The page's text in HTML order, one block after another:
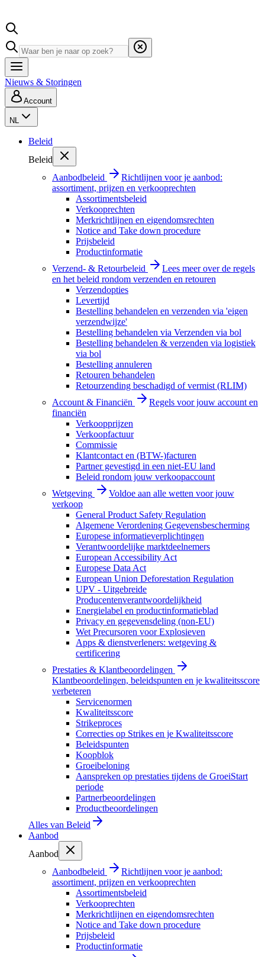
Nieuws & Storingen
Account
NL
Beleid
Beleid
Aanbodbeleid
Richtlijnen voor je aanbod:
assortiment, prijzen en verkooprechten
Assortimentsbeleid
Verkooprechten
Merkrichtlijnen en eigendomsrechten
Notice and Take down procedure
Prijsbeleid
Productinformatie
Verzend- & Retourbeleid
Lees meer over de regels
en het beleid rondom verzenden en retouren
Verzendopties
Levertijd
Bestelling behandelen en verzenden via 'eigen
verzendwijze'
Bestelling behandelen via Verzenden via bol
Bestelling behandelen & verzenden via logistiek
via bol
Bestelling annuleren
Retouren behandelen
Retourzending beschadigd of vermist (RLIM)
Account & Financiën
Regels voor jouw account en
financiën
Verkoopprijzen
Verkoopfactuur
Commissie
Klantcontact en (BTW-)facturen
Partner gevestigd in een niet-EU land
Beleid rondom jouw verkoopaccount
Wetgeving
Voldoe aan alle wetten voor jouw
verkoop
General Product Safety Regulation
Algemene Verordening Gegevensbescherming
Europese informatieverplichtingen
Verantwoordelijke marktdeelnemers
European Accessibility Act
Europese Data Act
European Union Deforestation Regulation
UPV - Uitgebreide
Producentenverantwoordelijkheid
Energielabel en productinformatieblad
Privacy en gegevensdeling (non-EU)
Wet Precursoren voor Explosieven
Apps & dienstverleners: wetgeving &
certificering
Prestaties & Klantbeoordelingen
Klantbeoordelingen, beleidspunten en je kwaliteitsscore
verbeteren
Servicenormen
Kwaliteitsscore
Strikeproces
Correcties op Strikes en je Kwaliteitsscore
Beleidspunten
Koopblok
Groeibeloning
Aanspreken op prestaties tijdens de GroeiStart
periode
Partnerbeoordelingen
Productbeoordelingen
Alles van Beleid
Aanbod
Aanbod
Aanbodbeleid
Richtlijnen voor je aanbod:
assortiment, prijzen en verkooprechten
Assortimentsbeleid
Verkooprechten
Merkrichtlijnen en eigendomsrechten
Notice and Take down procedure
Prijsbeleid
Productinformatie